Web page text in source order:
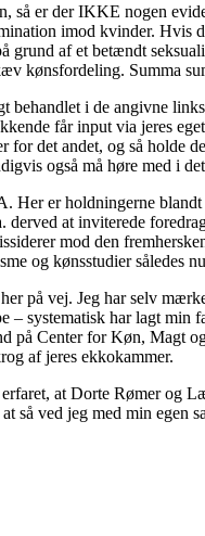
er der IKKE nogen
imod kvinder.
grund af et betændt
kønsfordeling.
i de angivne
får input via jeres
det andet, og så
også må høre med i
er holdningerne
at inviterede
mod den
og kønsstudier således
på vej. Jeg har selv
systematisk har lagt min
på Center for Køn,
af jeres ekkokammer.
at Dorte Rømer og
så ved jeg med min egen